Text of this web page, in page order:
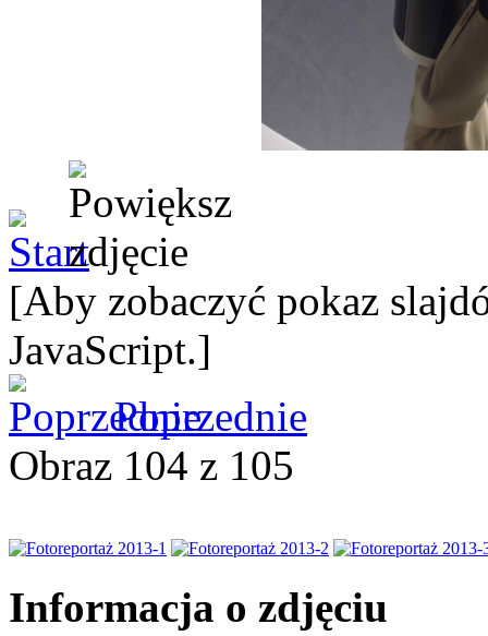
[Aby zobaczyć pokaz
JavaScript.]
Poprzednie
Obraz 104 z 105
Informacja o zdjęciu